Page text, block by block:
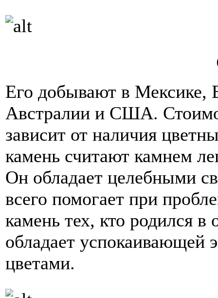
Его добывают в Мексике,
Австралии и США.
зависит от наличия
камень считают камнем
Он обладает целебными
всего помогает при
камень тех, кто родился в
обладает успокаивающей
цветами.